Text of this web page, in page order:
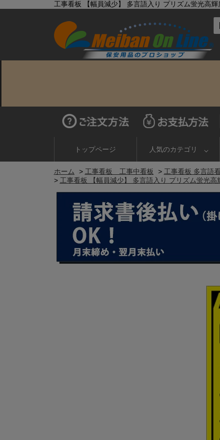
工事看板 【幅員減少】 多言語入り プリズム蛍光高
トップページ 人気のカテゴリ
ホーム > 工事看板 工事中看板 > 工事看板 多言語
> 工事看板 【幅員減少】 多言語入り プリズム蛍光